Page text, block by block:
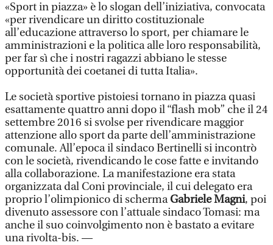
«Sport in piazza» è lo slogan dell’iniziativa, convocata
«per rivendicare un diritto costituzionale
all’educazione attraverso lo sport, per chiamare le
amministrazioni e la politica alle loro responsabilità,
per far sì che i nostri ragazzi abbiano le stesse
opportunità dei coetanei di tutta Italia».
Le società sportive pistoiesi tornano in piazza quasi
esattamente quattro anni dopo il “flash mob” che il 24
settembre 2016 si svolse per rivendicare maggior
attenzione allo sport da parte dell’amministrazione
comunale. All’epoca il sindaco Bertinelli si incontrò
con le società, rivendicando le cose fatte e invitando
alla collaborazione. La manifestazione era stata
organizzata dal Coni provinciale, il cui delegato era
proprio l’olimpionico di schermaGabriele Magni, poi
divenuto assessore con l’attuale sindaco Tomasi: ma
anche il suo coinvolgimento non è bastato a evitare
una rivolta-bis. —